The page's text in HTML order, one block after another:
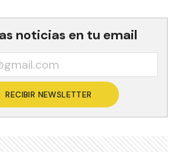
noticias en tu email
RECIBIR NEWSLETTER